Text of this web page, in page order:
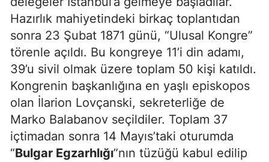
Hazırlık mahiyetindeki birkaç toplantıdan
sonra 23 Şubat 1871 günü, “Ulusal Kongre”
törenle açıldı. Bu kongreye 11’i din adamı,
39’u sivil olmak üzere toplam 50 kişi katıldı.
Kongrenin başkanlığına en yaşlı episkopos
olan İlarion Lovçanski, sekreterliğe de
Marko Balabanov seçildiler. Toplam 37
içtimadan sonra 14 Mayıs’taki oturumda
“Bulgar Egzarhlığı”nın tüzüğü kabul edilip